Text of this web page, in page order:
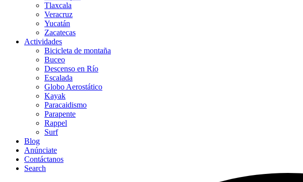
Tlaxcala
Veracruz
Yucatán
Zacatecas
Actividades
Bicicleta de montaña
Buceo
Descenso en Río
Escalada
Globo Aerostático
Kayak
Paracaidismo
Parapente
Rappel
Surf
Blog
Anúnciate
Contáctanos
Search